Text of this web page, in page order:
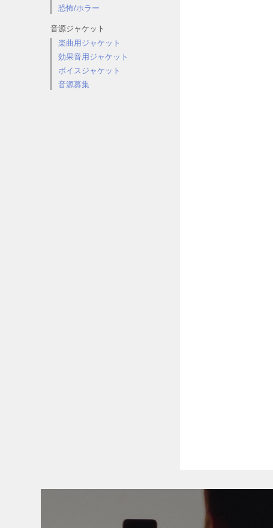
恐怖/ホラー
音源ジャケット
楽曲用ジャケット
効果音用ジャケット
ボイスジャケット
音源募集